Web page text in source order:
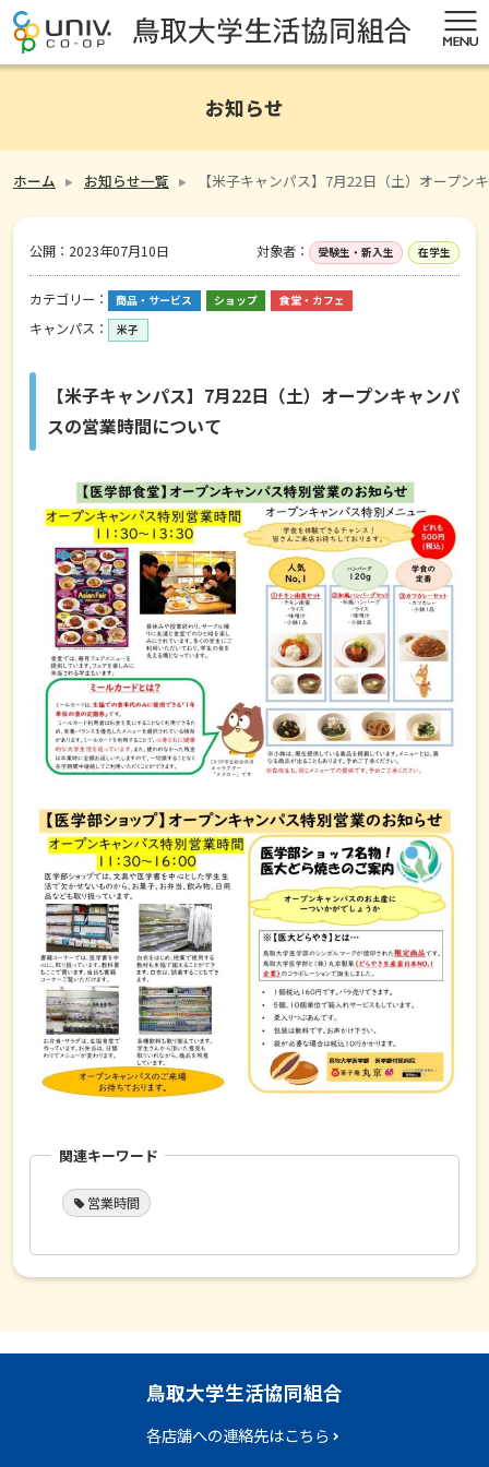
お知らせ
ホーム お知らせ一覧 【米子キャンパス】7月22日（土）オープン
公開： 2023年07月10日 対象者： 受験生・新入生 在学生
カテゴリー： 商品・サービス ショップ 食堂・カフェ
キャンパス： 米子
【米子キャンパス】7月22日（土）オープンキャンパ
スの営業時間について
関連キーワード
営業時間
鳥取大学生活協同組合
各店舗への連絡先はこちら